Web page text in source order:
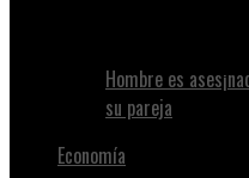
Hombre es
su pareja
Economía